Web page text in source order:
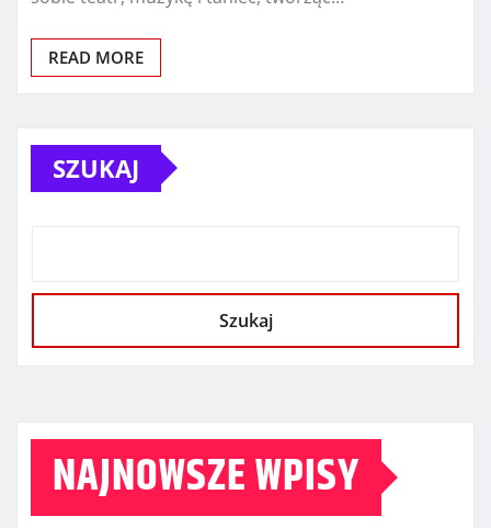
READ MORE
SZUKAJ
Szukaj
NAJNOWSZE WPISY